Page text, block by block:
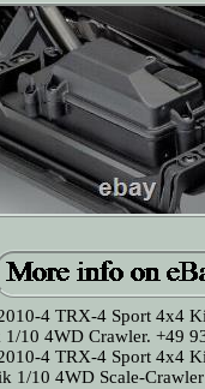
4 TRX-4 Sport 4x4
10 4WD Crawler. +49
4 TRX-4 Sport 4x4
1/10 4WD Scale-